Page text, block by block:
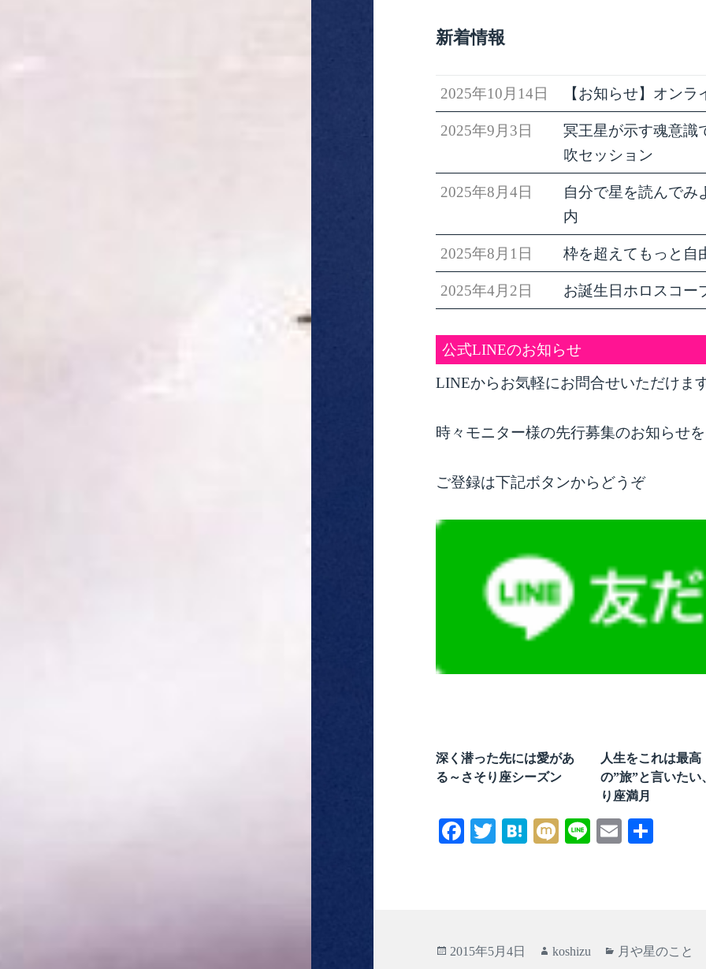
新着情報
2025年10月14日 【お知らせ】オン
2025年9月3日
冥王星が示す魂意識
吹セッション
2025年8月4日
自分で星を読んで
内
2025年8月1日 枠を超えてもっと自
2025年4月2日 お誕生日ホロスコー
公式LINEのお知らせ
LINEからお気軽にお問合せいただけま
時々モニター様の先行募集のお知らせ
ご登録は下記ボタンからどうぞ
深く潜った先には愛があ
る～さそり座シーズン
人生をこれは最高
の”旅”と言いたい
り座満月
Fa
T
H
M
Li
E
投
2015年5月4日
作
koshizu
カ
月や星のこと